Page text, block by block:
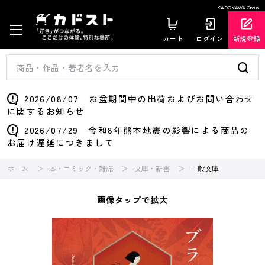
KADOKAWA Group
カート ログイン 新規登録
2026/08/07 お盆期間中の出荷およびお問い合わせ
に関するお知らせ
2026/07/29 令和8年熊本地震の影響による商品の
お届け遅延につきまして
ホーム 本・コミック・雑誌 文庫・新書 一般文庫
画像タップで拡大